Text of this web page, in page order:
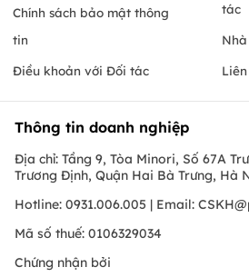
Chính sách bảo mật thông
tin
Điều khoản với Đối tác
tác
Thông tin doanh nghiệp
Địa chỉ: Tầng 9, Tòa Minori, Số 67A
Trương Định, Quận Hai Bà Trưng, Hà
Hotline: 0931.006.005 | Email:
Mã số thuế: 0106329034
Chứng nhận bởi